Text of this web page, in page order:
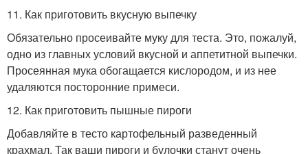
11. Как приготовить вкусную выпечку
Обязательно просеивайте муку для теста. Это, пожалуй,
одно из главных условий вкусной и аппетитной выпечки.
Просеянная мука обогащается кислородом, и из нее
удаляются посторонние примеси.
12. Как приготовить пышные пироги
Добавляйте в тесто картофельный разведенный
крахмал. Так ваши пироги и булочки станут очень